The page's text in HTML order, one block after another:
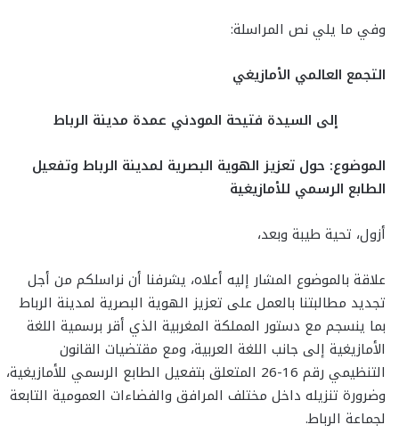
وفي ما يلي نص المراسلة:
التجمع العالمي الأمازيغي
إلى السيدة فتيحة المودني عمدة مدينة الرباط
الموضوع: حول تعزيز الهوية البصرية لمدينة الرباط وتفعيل
الطابع الرسمي للأمازيغية
أزول، تحية طيبة وبعد،
علاقة بالموضوع المشار إليه أعلاه، يشرفنا أن نراسلكم من أجل
تجديد مطالبتنا بالعمل على تعزيز الهوية البصرية لمدينة الرباط
بما ينسجم مع دستور المملكة المغربية الذي أقر برسمية اللغة
الأمازيغية إلى جانب اللغة العربية، ومع مقتضيات القانون
التنظيمي رقم 16-26 المتعلق بتفعيل الطابع الرسمي للأمازيغية،
وضرورة تنزيله داخل مختلف المرافق والفضاءات العمومية التابعة
لجماعة الرباط.